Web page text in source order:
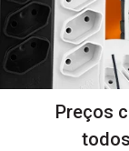
Preços